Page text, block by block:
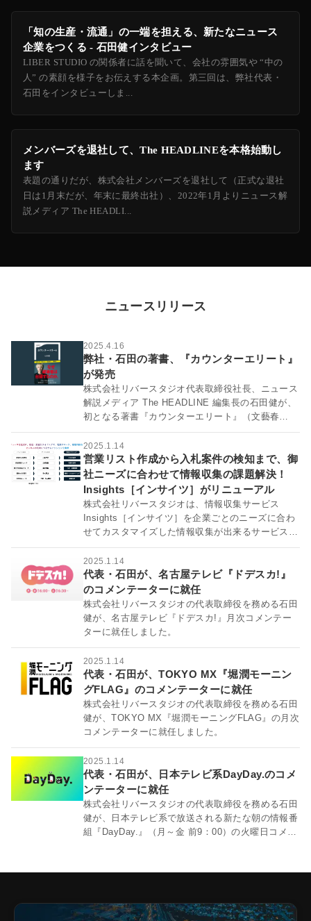
「知の生産・流通」の一端を担える、新たなニュース
企業をつくる - 石田健インタビュー
LIBER STUDIO の関係者に話を聞いて、会社の雰囲気や “中の
人” の素顔を様子をお伝えする本企画。第三回は、弊社代表・
石田をインタビューしま...
メンバーズを退社して、The HEADLINEを本格始動し
ます
表題の通りだが、株式会社メンバーズを退社して（正式な退社
日は1月末だが、年末に最終出社）、2022年1月よりニュース解
説メディア The HEADLI...
ニュースリリース
2025.4.16
弊社・石田の著書、『カウンターエリート』
が発売
株式会社リバースタジオ代表取締役社長、ニュース
解説メディア The HEADLINE 編集長の石田健が、
初となる著書『カウンターエリート』（文藝春
秋、...
2025.1.14
営業リスト作成から入札案件の検知まで、御
社ニーズに合わせて情報収集の課題解決！
Insights［インサイツ］がリニューアル
株式会社リバースタジオは、情報収集サービス
Insights［インサイツ］を企業ごとのニーズに合わ
せてカスタマイズした情報収集が出来るサービスと
してリ...
2025.1.14
代表・石田が、名古屋テレビ『ドデスカ!』
のコメンテーターに就任
株式会社リバースタジオの代表取締役を務める石田
健が、名古屋テレビ『ドデスカ!』月次コメンテー
ターに就任しました。
2025.1.14
代表・石田が、TOKYO MX『堀潤モーニン
グFLAG』のコメンテーターに就任
株式会社リバースタジオの代表取締役を務める石田
健が、TOKYO MX『堀潤モーニングFLAG』の月次
コメンテーターに就任しました。
2025.1.14
代表・石田が、日本テレビ系DayDay.のコメ
ンテーターに就任
株式会社リバースタジオの代表取締役を務める石田
健が、日本テレビ系で放送される新たな朝の情報番
組『DayDay.』（月～金 前9：00）の火曜日コメン